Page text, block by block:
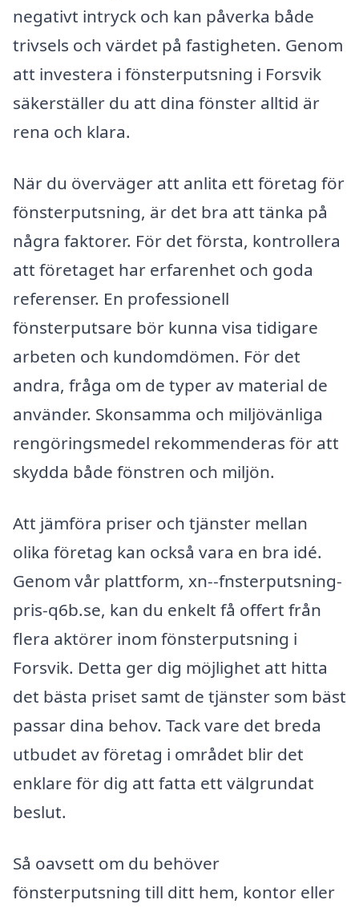
negativt intryck och kan påverka både
trivsels och värdet på fastigheten. Genom
att investera i fönsterputsning i Forsvik
säkerställer du att dina fönster alltid är
rena och klara.
När du överväger att anlita ett företag för
fönsterputsning, är det bra att tänka på
några faktorer. För det första, kontrollera
att företaget har erfarenhet och goda
referenser. En professionell
fönsterputsare bör kunna visa tidigare
arbeten och kundomdömen. För det
andra, fråga om de typer av material de
använder. Skonsamma och miljövänliga
rengöringsmedel rekommenderas för att
skydda både fönstren och miljön.
Att jämföra priser och tjänster mellan
olika företag kan också vara en bra idé.
Genom vår plattform, xn--fnsterputsning-
pris-q6b.se, kan du enkelt få offert från
flera aktörer inom fönsterputsning i
Forsvik. Detta ger dig möjlighet att hitta
det bästa priset samt de tjänster som bäst
passar dina behov. Tack vare det breda
utbudet av företag i området blir det
enklare för dig att fatta ett välgrundat
beslut.
Så oavsett om du behöver
fönsterputsning till ditt hem, kontor eller